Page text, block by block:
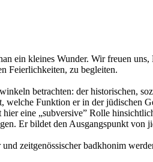
ein kleines Wunder. Wir freuen
Feierlichkeiten, zu begleiten.
betrachten: der historischen,
welche Funktion er in der jüdischen
eine „subversive” Rolle
Er bildet den Ausgangspunkt
zeitgenössischer badkhonim